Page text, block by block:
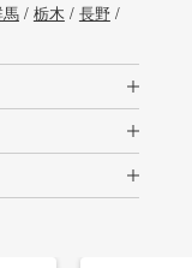
/ 栃木 / 長野/